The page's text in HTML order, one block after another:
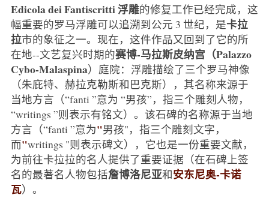
Edicola dei Fantiscritti 浮雕的修复工作已经完成，这
幅重要的罗马浮雕可以追溯到公元 3 世纪，是卡拉
拉市的象征之一。现在，这件作品又回到了它的所
在地--文艺复兴时期的赛博-马拉斯皮纳宫（Palazzo
Cybo-Malaspina）庭院：浮雕描绘了三个罗马神像
（朱庇特、赫拉克勒斯和巴克斯），其名称来源于
当地方言（“fanti ”意为 “男孩”，指三个雕刻人物，
“writings ”则表示有铭文）。该石碑的名称源于当地
方言（“fanti ”意为"男孩"，指三个雕刻文字，
而"writings "则表示碑文），它也是一份重要文献，
为前往卡拉拉的名人提供了重要证据（在石碑上签
名的最著名人物包括詹博洛尼亚和安东尼奥-卡诺
瓦）。